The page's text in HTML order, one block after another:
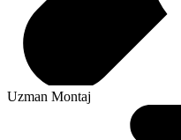
Uzman Montaj